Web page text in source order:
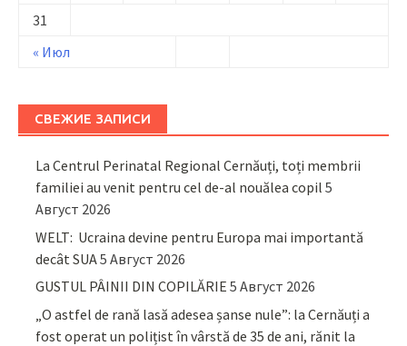
« Июл
31
СВЕЖИЕ ЗАПИСИ
La Centrul Perinatal Regional Cernăuți, toți membrii
familiei au venit pentru cel de-al nouălea copil 5
Август 2026
WELT: Ucraina devine pentru Europa mai importantă
decât SUA5 Август 2026
GUSTUL PÂINII DIN COPILĂRIE 5 Август 2026
„O astfel de rană lasă adesea șanse nule”: la Cernăuți a
fost operat un polițist în vârstă de 35 de ani, rănit la